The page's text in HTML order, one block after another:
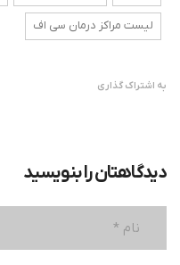
لیست مراکز درمان سی اف
به اشتراک گذاری
دیدگاهتان را بنویسید